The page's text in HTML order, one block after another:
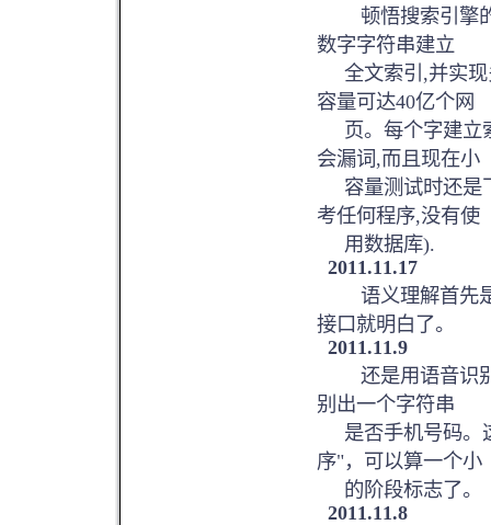
顿悟搜索引擎的
数字字符串建立
全文索引,并实现
容量可达40亿个网
页。每个字建立
会漏词,而且现在小
容量测试时还是
考任何程序,没有使
用数据库).
2011.11.17
语义理解首先是
接口就明白了。
2011.11.9
还是用语音识别
别出一个字符串
是否手机号码。
序"，可以算一个小
的阶段标志了。
2011.11.8